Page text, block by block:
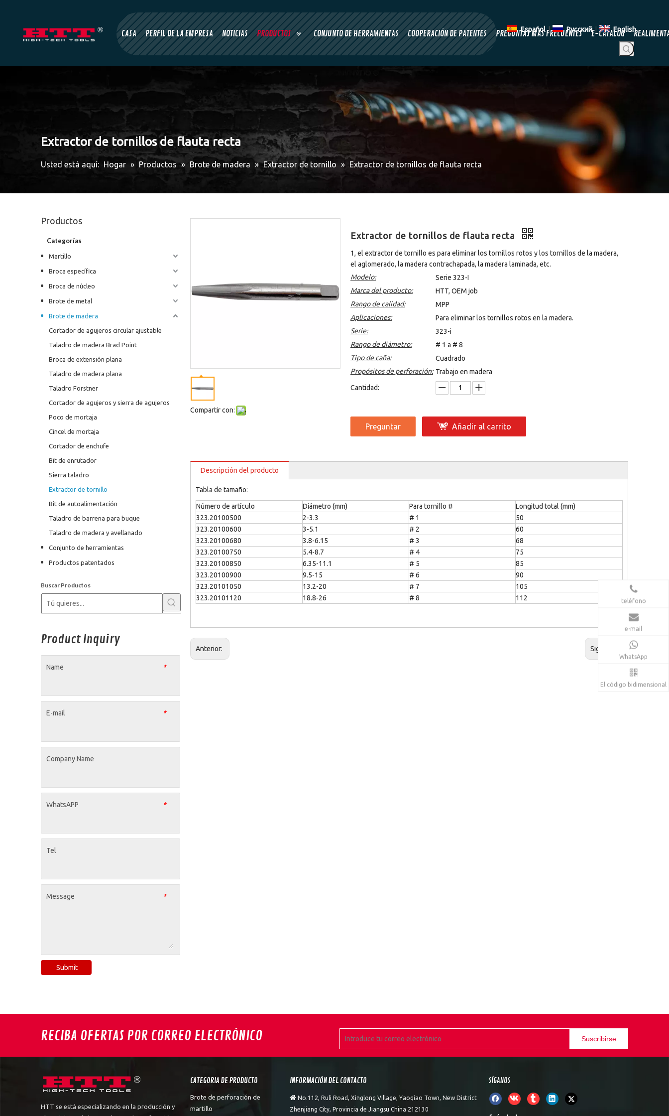
CASA PERFIL DE LA EMPRESA NOTICIAS PRODUCTOS CONJUNTO DE HERRAMIENTAS COOPERACIÓN DE PATENTES PREGUNTAS MÁS FRECUENTES E-CATALOG
Español | Pусский English
Extractor de tornillos de flauta recta
Usted está aquí: Hogar » Productos » Brote de madera » Extractor de tornillo » Extractor de tornillos de flauta recta
Productos
Categorías
Martillo
Broca específica
Broca de núcleo
Brote de metal
Brote de madera
Cortador de agujeros circular ajustable
Taladro de madera Brad Point
Broca de extensión plana
Taladro de madera plana
Taladro Forstner
Cortador de agujeros y sierra de agujeros
Poco de mortaja
Cincel de mortaja
Cortador de enchufe
Bit de enrutador
Sierra taladro
Extractor de tornillo
Bit de autoalimentación
Taladro de barrena para buque
Taladro de madera y avellanado
Conjunto de herramientas
Productos patentados
Buscar Productos
Product Inquiry
*
Name
*
E-mail
Company Name
*
WhatsAPP
Tel
*
Message
Submit
Compartir con:
Extractor de tornillos de flauta recta
1, el extractor de tornillo es para eliminar los tornillos rotos y los tornillos de la madera,
el aglomerado, la madera contrachapada, la madera laminada, etc.
Modelo:
Serie 323-I
Marca del producto:
HTT, OEM job
Rango de calidad:
MPP
Aplicaciones:
Para eliminar los tornillos rotos en la madera.
Serie:
323-i
Rango de diámetro:
# 1 a # 8
Tipo de caña:
Cuadrado
Propósitos de perforación: Trabajo en madera
Cantidad:
Preguntar Añadir al carrito
Descripción del producto
Tabla de tamaño:
Número de artículo Diámetro (mm) Para tornillo #
Longitud total (mm)
323.20100500
2-3.3 # 1
50
323.20100600
3-5.1 # 2
60
323.20100680
3.8-6.15 # 3
68
323.20100750
5.4-8.7 # 4
75
323.20100850
6.35-11.1 # 5
85
323.20100900
9.5-15 # 6
90
323.20101050
13.2-20 # 7
105
323.20101120
18.8-26 # 8 112
Anterior: Siguiente:
RECIBA OFERTAS POR CORREO ELECTRÓNICO Suscribirse
HTT se está especializando en la producción y
CATEGORIA DE PRODUCTO
Brote de perforación de
martillo
INFORMACIÓN DEL CONTACTO
 No.112, Ruli Road, Xinglong Village, Yaoqiao Town, New District
Zhenjiang City, Provincia de Jiangsu China 212130
SÍGANOS
teléfono
e-mail
WhatsApp
El código bidimensional